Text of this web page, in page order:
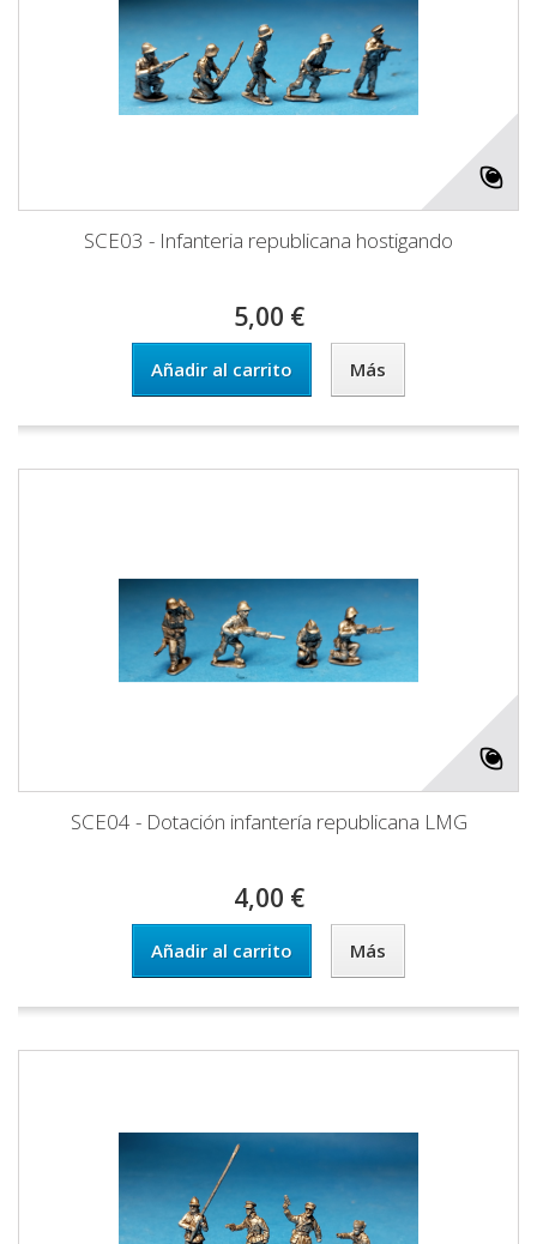
SCE03 - Infanteria republicana hostigando
5,00 €
Añadir al carrito Más
SCE04 - Dotación infantería republicana LMG
4,00 €
Añadir al carrito Más